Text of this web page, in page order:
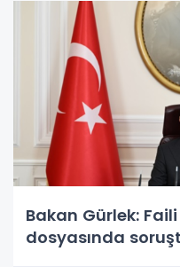
Bakan Gürlek:
dosyasında